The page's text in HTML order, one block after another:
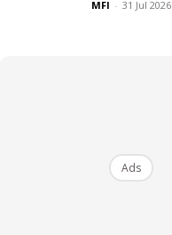
MFI - 31 Jul 2026
Ads